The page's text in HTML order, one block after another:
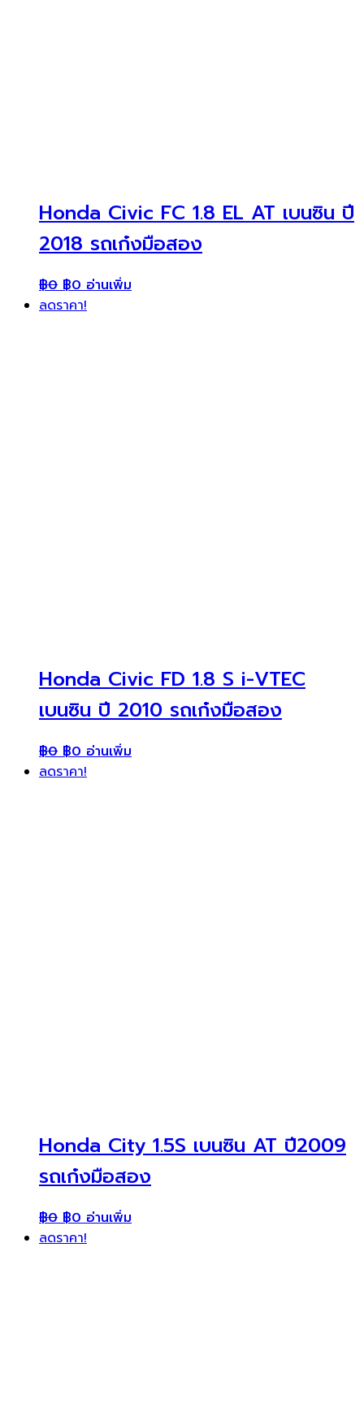
Honda Civic FC 1.8 EL AT เบนซิน ปี
2018 รถเก๋งมือสอง
฿0 ฿0 อ่านเพิ่ม
ลดราคา!
Honda Civic FD 1.8 S i-VTEC
เบนซิน ปี 2010 รถเก๋งมือสอง
฿0 ฿0 อ่านเพิ่ม
ลดราคา!
Honda City 1.5S เบนซิน AT ปี2009
รถเก๋งมือสอง
฿0 ฿0 อ่านเพิ่ม
ลดราคา!